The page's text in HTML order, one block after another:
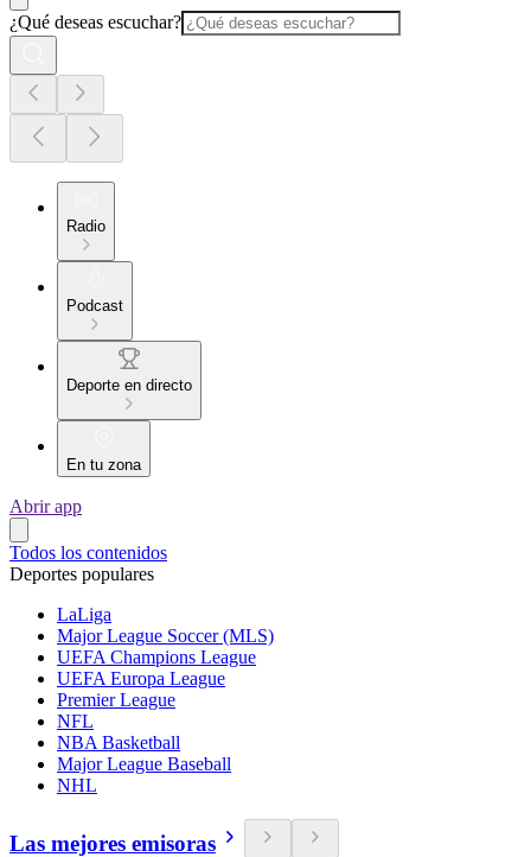
¿Qué deseas escuchar?
Radio
Podcast
Deporte en directo
En tu zona
Abrir app
Todos los contenidos
Deportes populares
LaLiga
Major League Soccer (MLS)
UEFA Champions League
UEFA Europa League
Premier League
NFL
NBA Basketball
Major League Baseball
NHL
Las mejores emisoras